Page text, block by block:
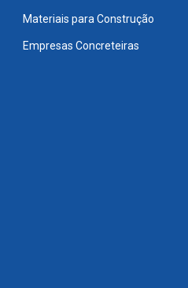
Materiais para Construção
Empresas Concreteiras